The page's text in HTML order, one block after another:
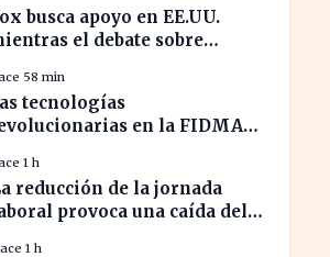
busca apoyo en EE.UU.
el debate sobre
58 min
tecnologías
en la FIDMA
en Asturias
1 h
reducción de la jornada
provoca una caída del
1 h